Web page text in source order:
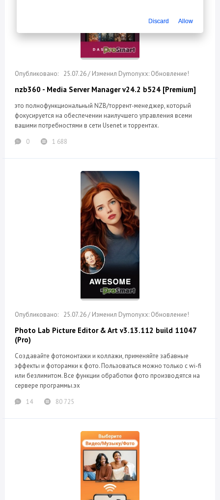
25.07.26 / Изменил Dymonyxx: Обновление!
nzb360 - Media Server Manager v24.2 b524 [Premium]
это полнофункциональный NZB/торрент-менеджер, который
фокусируется на обеспечении наилучшего управления всеми
вашими потребностями в сети Usenet и торрентах.
0
1 688
25.07.26 / Изменил Dymonyxx: Обновление!
Photo Lab Picture Editor & Art v3.13.112 build 11047
(Pro)
Создавайте фотомонтажи и коллажи, применяйте забавные
эффекты и фоторамки к фото. Пользоваться можно только с wi-fi
или безлимитом. Все функции обработки фото производятся на
сервере программы.эх
14
80 725
Discard Allow